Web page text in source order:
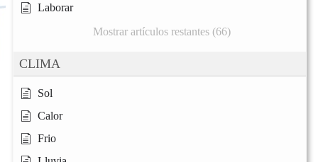
Laborar
Mostrar artículos restantes (66)
CLIMA
Sol
Calor
Frio